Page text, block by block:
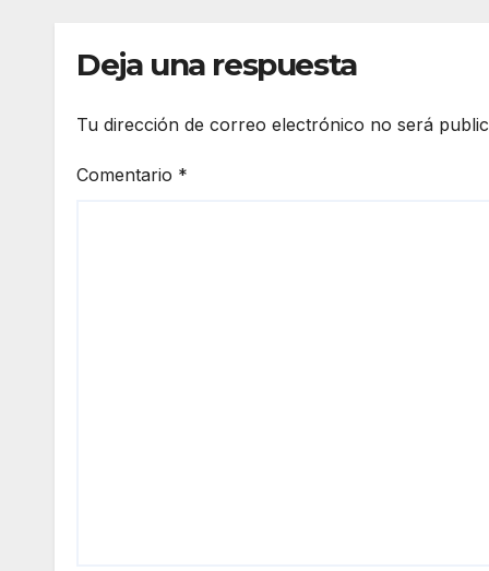
Deja una respuesta
Tu dirección de correo electrónico no será
Comentario *